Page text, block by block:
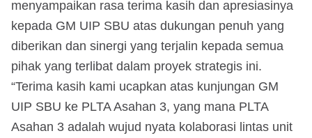
menyampaikan rasa terima kasih dan apresiasinya
kepada GM UIP SBU atas dukungan penuh yang
diberikan dan sinergi yang terjalin kepada semua
pihak yang terlibat dalam proyek strategis ini.
“Terima kasih kami ucapkan atas kunjungan GM
UIP SBU ke PLTA Asahan 3, yang mana PLTA
Asahan 3 adalah wujud nyata kolaborasi lintas unit